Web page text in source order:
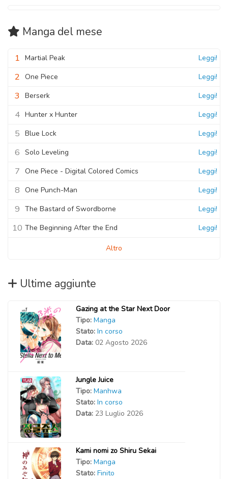
Manga del mese
1 Martial Peak Leggi!
2 One Piece Leggi!
3 Berserk Leggi!
4 Hunter x Hunter Leggi!
5 Blue Lock Leggi!
6 Solo Leveling Leggi!
7 One Piece - Digital Colored Comics Leggi!
8 One Punch-Man Leggi!
9 The Bastard of Swordborne Leggi!
10 The Beginning After the End Leggi!
Altro
Ultime aggiunte
Gazing at the Star Next Door
Tipo: Manga
Stato: In corso
Data: 02 Agosto 2026
Jungle Juice
Tipo: Manhwa
Stato: In corso
Data: 23 Luglio 2026
Kami nomi zo Shiru Sekai
Tipo: Manga
Stato: Finito